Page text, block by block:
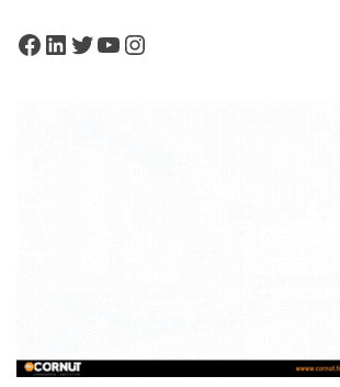
Facebook
LinkedIn
Twitter
YouTube
Instagram